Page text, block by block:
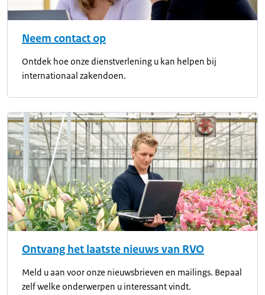
Neem contact op
Ontdek hoe onze dienstverlening u kan helpen bij
internationaal zakendoen.
Ontvang het laatste nieuws van RVO
Meld u aan voor onze nieuwsbrieven en mailings. Bepaal
zelf welke onderwerpen u interessant vindt.